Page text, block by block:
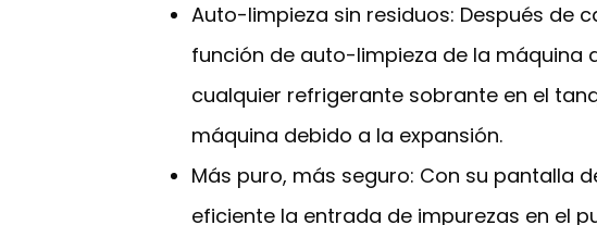
Auto-limpieza sin residuos: Después de
función de auto-limpieza de la máquina
cualquier refrigerante sobrante en el
máquina debido a la expansión.
Más puro, más seguro: Con su pantalla
eficiente la entrada de impurezas en el